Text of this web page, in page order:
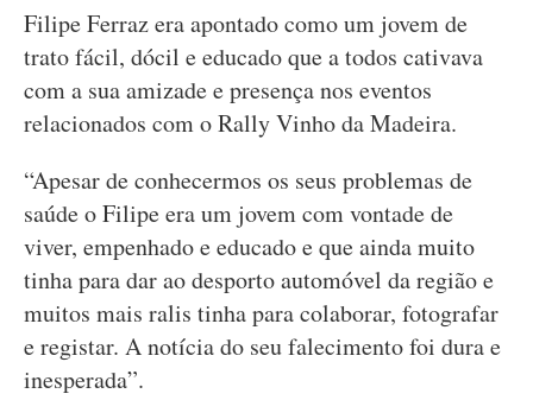
Filipe Ferraz era apontado como um jovem de
trato fácil, dócil e educado que a todos cativava
com a sua amizade e presença nos eventos
relacionados com o Rally Vinho da Madeira.
“Apesar de conhecermos os seus problemas de
saúde o Filipe era um jovem com vontade de
viver, empenhado e educado e que ainda muito
tinha para dar ao desporto automóvel da região e
muitos mais ralis tinha para colaborar, fotografar
e registar. A notícia do seu falecimento foi dura e
inesperada”.